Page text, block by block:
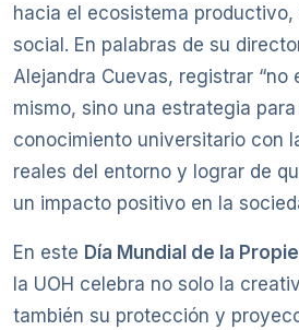
hacia el ecosistema
social. En palabras de su
Alejandra Cuevas, registrar “no
mismo, sino una estrategia
conocimiento universitario con
reales del entorno y lograr de
un impacto positivo en la
En este Día Mundial de la
la UOH celebra no solo la
también su protección y